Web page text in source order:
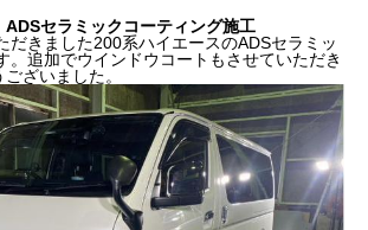
セラミックコーティング施工
だきました200系ハイエースのADSセラミッ
。追加でウインドウコートもさせていただき
ざいました。